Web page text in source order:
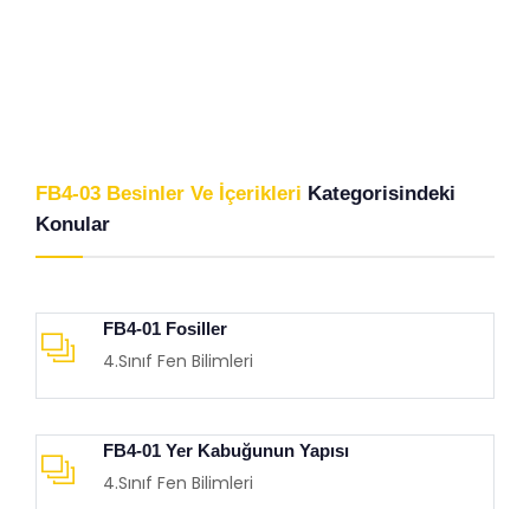
FB4-03 Besinler Ve İçerikleri Kategorisindeki
Konular
FB4-01 Fosiller
4.Sınıf Fen Bilimleri
FB4-01 Yer Kabuğunun Yapısı
4.Sınıf Fen Bilimleri